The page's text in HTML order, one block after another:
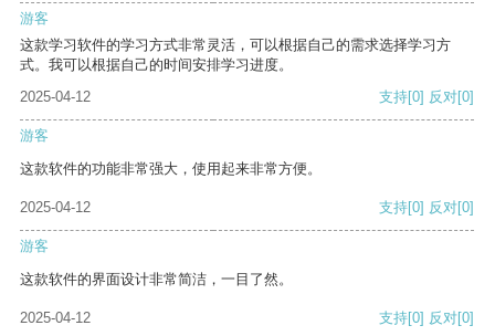
游客
这款学习软件的学习方式非常灵活，可以根据自己的需求选择学习方
式。我可以根据自己的时间安排学习进度。
2025-04-12
支持[0] 反对[0]
游客
这款软件的功能非常强大，使用起来非常方便。
2025-04-12 支持[0] 反对[0]
游客
这款软件的界面设计非常简洁，一目了然。
2025-04-12 支持[0] 反对[0]